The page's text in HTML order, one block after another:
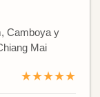
Camboya y
Mai
★★★★★